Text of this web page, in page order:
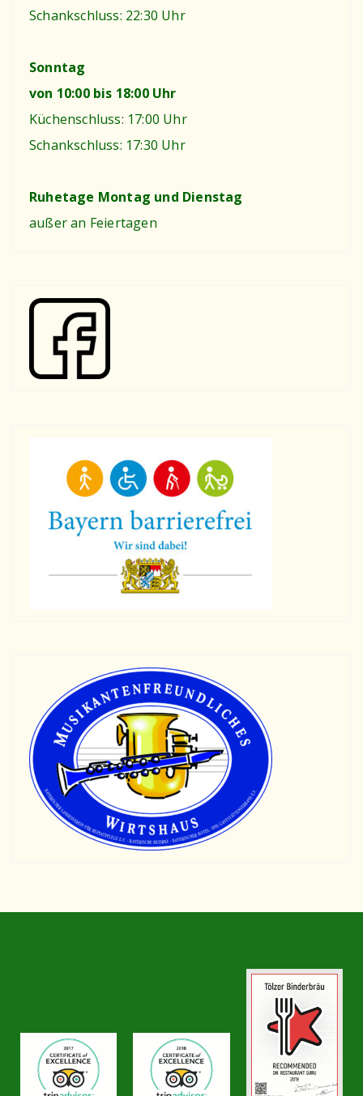
Schankschluss: 22:30 Uhr
Sonntag
von 10:00 bis 18:00 Uhr
Küchenschluss: 17:00 Uhr
Schankschluss: 17:30 Uhr
Ruhetage Montag und Dienstag
außer an Feiertagen